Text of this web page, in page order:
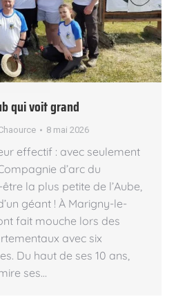
qui voit grand
8 mai 2026
effectif : avec seulement
d’arc du
la plus petite de l’Aube,
géant ! À Marigny-le-
fait mouche lors des
avec six
Du haut de ses 10 ans,
ses…